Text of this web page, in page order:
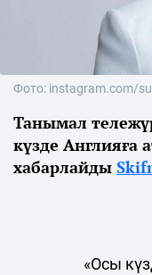
Фото: instagram.com/
Танымал
күзде Англияға
хабарлайды
«Осы